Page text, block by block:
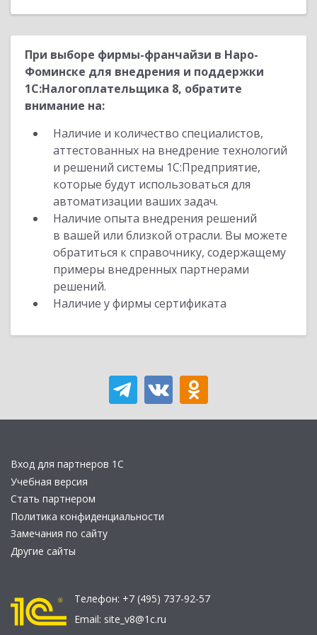
При выборе фирмы-франчайзи в Наро-
Фоминске для внедрения и поддержки
1С:Налогоплательщика 8, обратите
внимание на:
Наличие и количество специалистов,
аттестованных на внедрение технологий
и решений системы 1С:Предприятие,
которые будут использоваться для
автоматизации ваших задач.
Наличие опыта внедрения решений
в вашей или близкой отрасли. Вы можете
обратиться к справочнику, содержащему
примеры внедренных партнерами
решений.
Наличие у фирмы сертификата
Вход для партнеров 1С
Учебная версия
Стать партнером
Политика конфиденциальности
Замечания по сайту
Другие сайты
Телефон: +7 (495) 737-92-57
Email: site_v8@1c.ru